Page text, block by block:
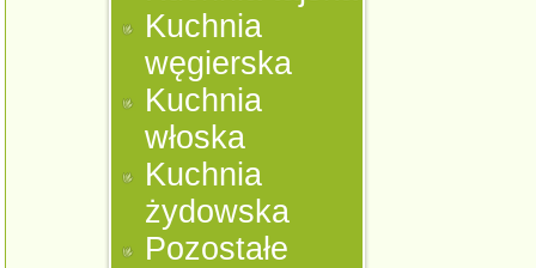
Kuchnia
węgierska
Kuchnia
włoska
Kuchnia
żydowska
Pozostałe